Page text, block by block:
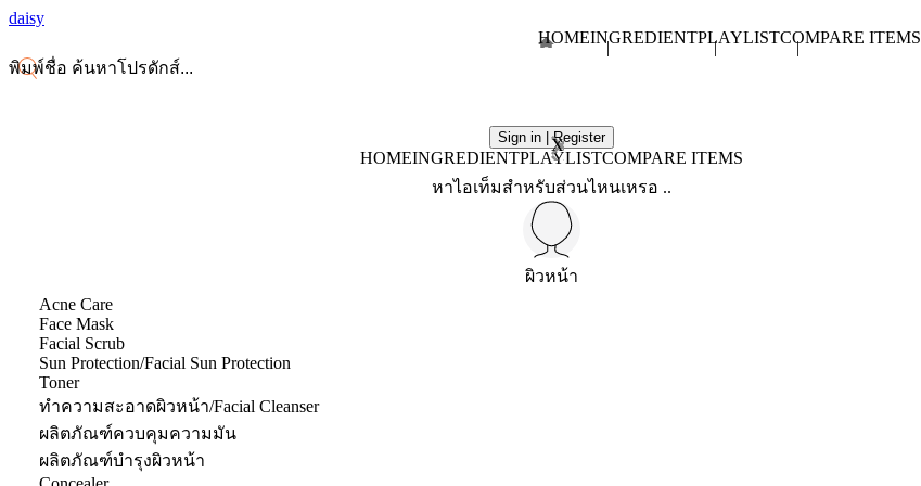
daisy
HOMEINGREDIENTPLAYLISTCOMPARE ITEMS
Sign in | Register
X
HOMEINGREDIENTPLAYLISTCOMPARE ITEMS
หาไอเท็มสำหรับส่วนไหนเหรอ ..
ผิวหน้า
Acne Care
Face Mask
Facial Scrub
Sun Protection/Facial Sun Protection
Toner
ทำความสะอาดผิวหน้า/Facial Cleanser
ผลิตภัณฑ์ควบคุมความมัน
ผลิตภัณฑ์บำรุงผิวหน้า